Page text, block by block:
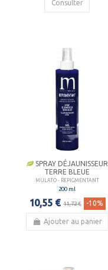
Consulter
SPRAY DÉJAUNISSEUR
TERRE BLEUE
MULATO - REPIGMENTANT
200 ml
10,55 € 11,72 € -10%
Ajouter au panier